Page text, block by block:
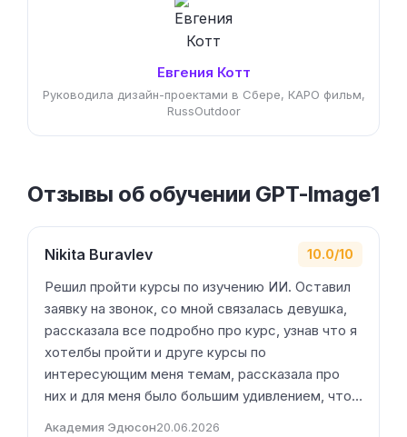
Евгения Котт
Руководила дизайн-проектами в Сбере, КАРО фильм,
RussOutdoor
Отзывы об обучении GPT-Image1
Nikita Buravlev 10.0/10
Решил пройти курсы по изучению ИИ. Оставил
заявку на звонок, со мной связалась девушка,
рассказала все подробно про курс, узнав что я
хотелбы пройти и друге курсы по
интересующим меня темам, рассказала про
них и для меня было большим удивлением, что…
Академия Эдюсон20.06.2026